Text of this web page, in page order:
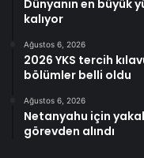
Dünyanın en büyük
kalıyor
Ağustos 6, 2026
2026 YKS tercih
bölümler belli oldu
Ağustos 6, 2026
Netanyahu için
görevden alındı